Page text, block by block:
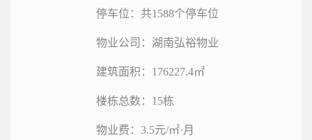
停车位：共1588个停车位
物业公司：湖南弘裕物业
建筑面积：176227.4㎡
楼栋总数：15栋
物业费：3.5元/㎡·月